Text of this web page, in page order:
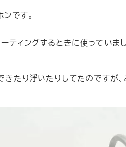
です。
ティングするときに使っていまし
たり浮いたりしてたのですが